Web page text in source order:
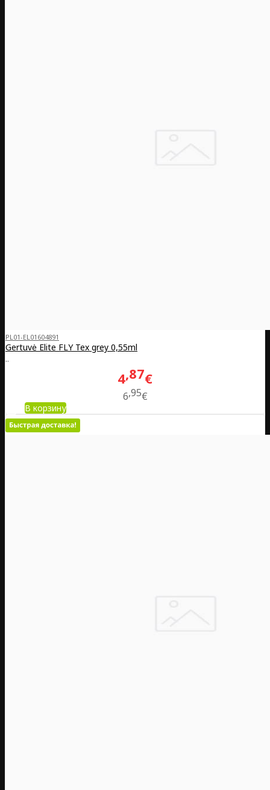
PL01-EL01604891
Gertuvė Elite FLY Tex grey 0,55ml
..
4 87€
6 95€
В корзину